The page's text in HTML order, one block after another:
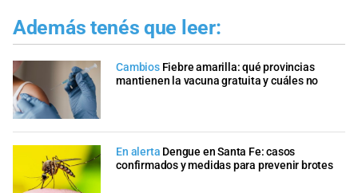
Además tenés que leer:
Cambios Fiebre amarilla: qué provincias
mantienen la vacuna gratuita y cuáles no
En alerta Dengue en Santa Fe: casos
confirmados y medidas para prevenir brotes